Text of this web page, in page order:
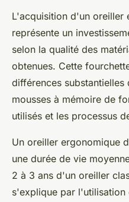
L'acquisition d'un oreiller
représente un
selon la qualité des
obtenues. Cette
différences
mousses à mémoire de
utilisés et les processus
Un oreiller ergonomique
une durée de vie
2 à 3 ans d'un oreiller
s'explique par l'utilisation